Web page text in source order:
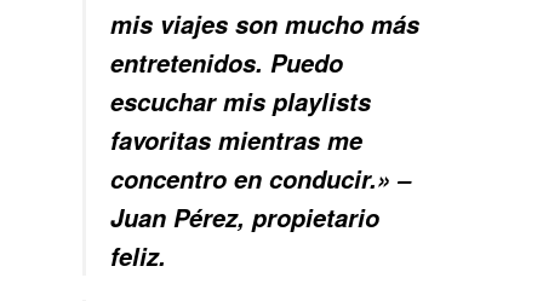
mis viajes son mucho más
entretenidos. Puedo
escuchar mis playlists
favoritas mientras me
concentro en conducir.» –
Juan Pérez, propietario
feliz.